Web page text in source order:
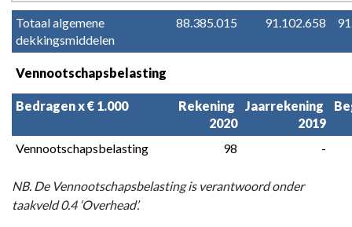
Totaal algemene
dekkingsmiddelen
88.385.015 91.102.658
Vennootschapsbelasting
Bedragen x € 1.000
Rekening
2020
Jaarrekening
2019
Vennootschapsbelasting 98 -
NB. De Vennootschapsbelasting is verantwoord onder
taakveld 0.4 ‘Overhead’.